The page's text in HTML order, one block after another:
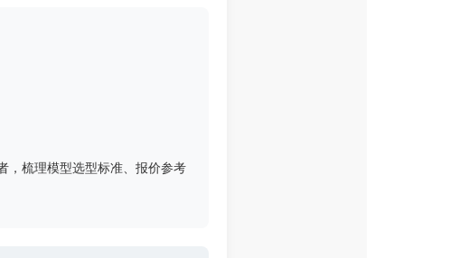
，梳理模型选型标准、报价参考